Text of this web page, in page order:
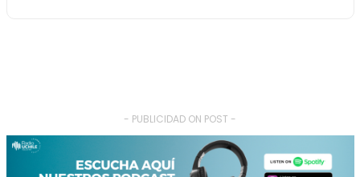
- PUBLICIDAD ON POST -